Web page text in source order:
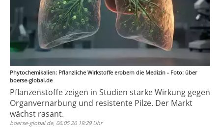
Phytochemikalien: Pflanzliche Wirkstoffe erobern die Medizin - Foto: über
boerse-global.de
Pflanzenstoffe zeigen in Studien starke Wirkung gegen
Organvernarbung und resistente Pilze. Der Markt
wächst rasant.
boerse-global.de, 06.05.26 19:29 Uhr